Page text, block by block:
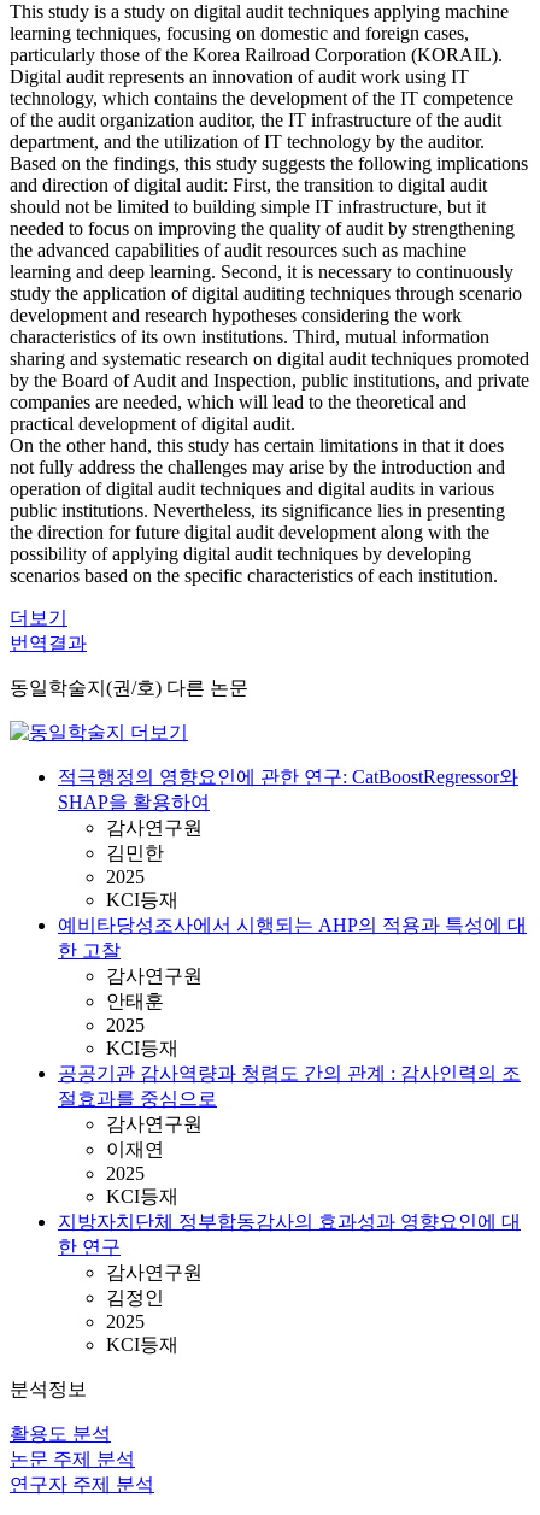
This study is a study on digital audit techniques applying machine
learning techniques, focusing on domestic and foreign cases,
particularly those of the Korea Railroad Corporation (KORAIL).
Digital audit represents an innovation of audit work using IT
technology, which contains the development of the IT competence
of the audit organization auditor, the IT infrastructure of the audit
department, and the utilization of IT technology by the auditor.
Based on the findings, this study suggests the following implications
and direction of digital audit: First, the transition to digital audit
should not be limited to building simple IT infrastructure, but it
needed to focus on improving the quality of audit by strengthening
the advanced capabilities of audit resources such as machine
learning and deep learning. Second, it is necessary to continuously
study the application of digital auditing techniques through scenario
development and research hypotheses considering the work
characteristics of its own institutions. Third, mutual information
sharing and systematic research on digital audit techniques promoted
by the Board of Audit and Inspection, public institutions, and private
companies are needed, which will lead to the theoretical and
practical development of digital audit.
On the other hand, this study has certain limitations in that it does
not fully address the challenges may arise by the introduction and
operation of digital audit techniques and digital audits in various
public institutions. Nevertheless, its significance lies in presenting
the direction for future digital audit development along with the
possibility of applying digital audit techniques by developing
scenarios based on the specific characteristics of each institution.
더보기
번역결과
동일학술지(권/호) 다른 논문
적극행정의 영향요인에 관한 연구: CatBoostRegressor와
SHAP을 활용하여
감사연구원
김민한
2025
KCI등재
예비타당성조사에서 시행되는 AHP의 적용과 특성에 대
한 고찰
감사연구원
안태훈
2025
KCI등재
공공기관 감사역량과 청렴도 간의 관계 : 감사인력의 조
절효과를 중심으로
감사연구원
이재연
2025
KCI등재
지방자치단체 정부합동감사의 효과성과 영향요인에 대
한 연구
감사연구원
김정인
2025
KCI등재
분석정보
활용도 분석
논문 주제 분석
연구자 주제 분석